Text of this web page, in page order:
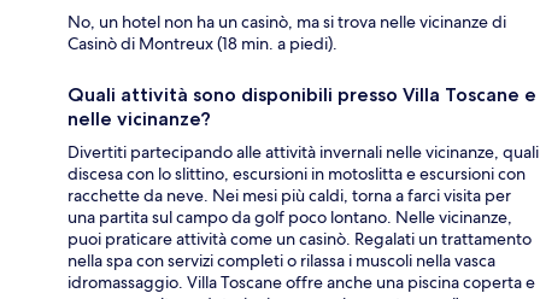
No, un hotel non ha un casinò, ma si trova nelle vicinanze di
Casinò di Montreux (18 min. a piedi).
Quali attività sono disponibili presso Villa Toscane e
nelle vicinanze?
Divertiti partecipando alle attività invernali nelle vicinanze, quali
discesa con lo slittino, escursioni in motoslitta e escursioni con
racchette da neve. Nei mesi più caldi, torna a farci visita per
una partita sul campo da golf poco lontano. Nelle vicinanze,
puoi praticare attività come un casinò. Regalati un trattamento
nella spa con servizi completi o rilassa i muscoli nella vasca
idromassaggio. Villa Toscane offre anche una piscina coperta e